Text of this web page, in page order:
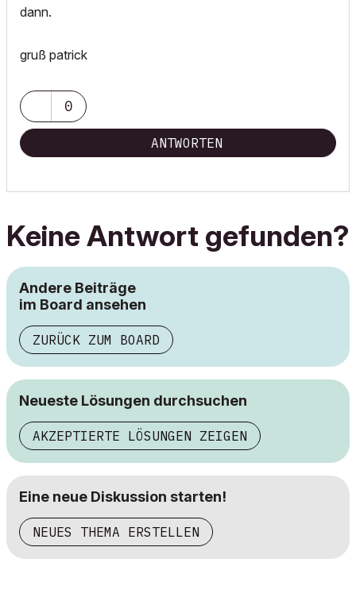
dann.
gruß patrick
0
ANTWORTEN
Keine Antwort gefunden?
Andere Beiträge
im Board ansehen
ZURÜCK ZUM BOARD
Neueste Lösungen durchsuchen
AKZEPTIERTE LÖSUNGEN ZEIGEN
Eine neue Diskussion starten!
NEUES THEMA ERSTELLEN